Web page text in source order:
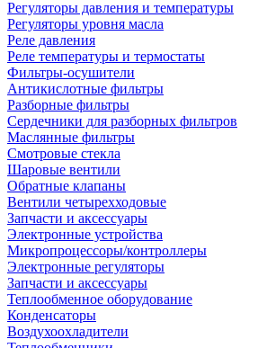
Регуляторы давления и температуры
Регуляторы уровня масла
Реле давления
Реле температуры и термостаты
Фильтры-осушители
Антикислотные фильтры
Разборные фильтры
Сердечники для разборных фильтров
Маслянные фильтры
Смотровые стекла
Шаровые вентили
Обратные клапаны
Вентили четырехходовые
Запчасти и аксессуары
Электронные устройства
Микропроцессоры/контроллеры
Электронные регуляторы
Запчасти и аксессуары
Теплообменное оборудование
Конденсаторы
Воздухоохладители